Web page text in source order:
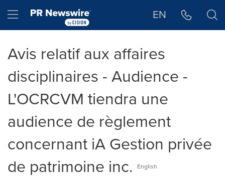
Hamburger menu EN
Avis relatif aux affaires
disciplinaires - Audience -
L'OCRCVM tiendra une
audience de règlement
concernant iA Gestion privée
de patrimoine inc.
English